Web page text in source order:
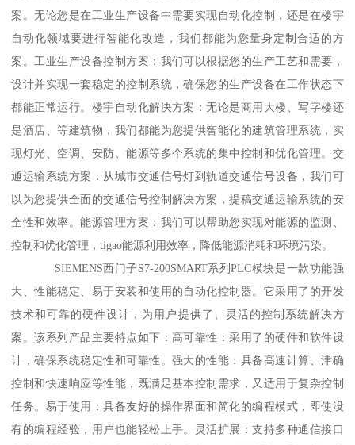
案。无论您是在工业生产设备中需要实现自动化控制，还是在楼宇
自动化领域要进行智能化改造，我们都能为您量身定制合适的方
案。工业生产设备控制方案：我们可以根据您的生产工艺和需要，
设计并实现一套稳定的控制系统，确保您的生产设备在工作状态下
都能正常运行。楼宇自动化解决方案：无论是商用大楼、写字楼还
是酒店、等建筑物，我们都能为您提供智能化的建筑管理系统，实
现灯光、空调、安防、能源等多个系统的集中控制和优化管理。交
通运输系统方案：从城市交通信号灯到轨道交通信号设备，我们可
以为您提供全面的交通信号控制解决方案，提稿交通运输系统的安
全性和效率。能源管理方案：我们可以帮助您实现对能源的监测、
控制和优化管理，tigao能源利用效率，降低能源消耗和环境污染。
SIEMENS西门子S7-200SMART系列PLC模块是一款功能强
大、性能稳定、易于安装和使用的自动化控制器。它采用了的开发
技术和可靠的硬件设计，为用户提供了、灵活的控制系统解决方
案。该系列产品主要特点如下：高可靠性：采用了的硬件和软件设
计，确保系统稳定性和可靠性。强大的性能：具备高速计算、津确
控制和快速响应等性能，既满足基本控制需求，又适用于复杂控制
任务。易于使用：具备友好的操作界面和简化的编程模式，即使没
有的编程经验，用户也能轻松上手。灵活扩展：支持多种通信接口